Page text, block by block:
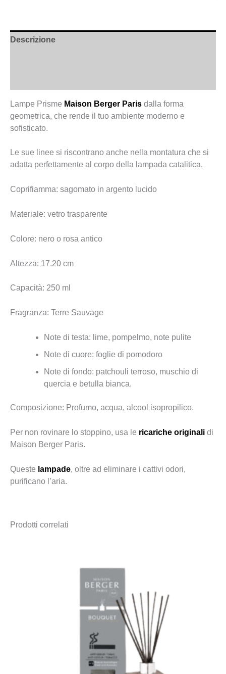
Descrizione
Lampe Prisme Maison Berger Paris dalla forma
geometrica, che rende il tuo ambiente moderno e
sofisticato.
Le sue linee si riscontrano anche nella montatura che si
adatta perfettamente al corpo della lampada catalitica.
Coprifiamma: sagomato in argento lucido
Materiale: vetro trasparente
Colore: nero o rosa antico
Altezza: 17.20 cm
Capacità: 250 ml
Fragranza: Terre Sauvage
Note di testa: lime, pompelmo, note pulite
Note di cuore: foglie di pomodoro
Note di fondo: patchouli terroso, muschio di
quercia e betulla bianca.
Composizione: Profumo, acqua, alcool isopropilico.
Per non rovinare lo stoppino, usa le ricariche originali di
Maison Berger Paris.
Queste lampade, oltre ad eliminare i cattivi odori,
purificano l’aria.
Prodotti correlati